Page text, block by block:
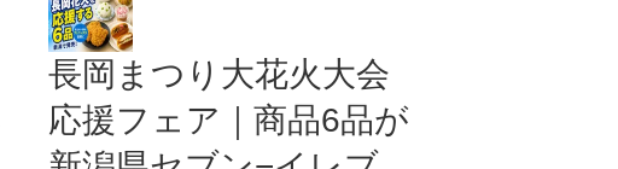
長岡まつり大花火大会
応援フェア｜商品6品が